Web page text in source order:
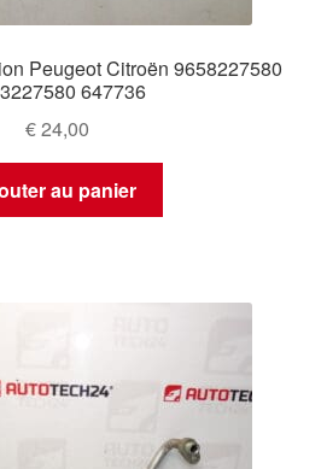
Peugeot Citroën 9658227580
647736
€24,00
au panier